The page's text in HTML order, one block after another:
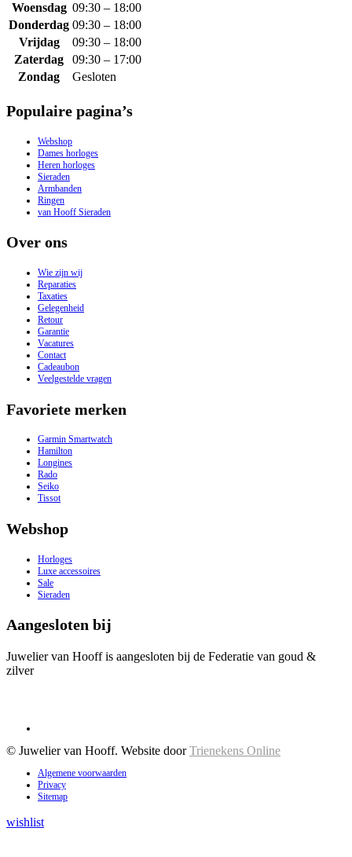
Woensdag 09:30 – 18:00
Donderdag 09:30 – 18:00
Vrijdag
09:30 – 18:00
Zaterdag
09:30 – 17:00
Zondag
Gesloten
Populaire pagina’s
Webshop
Dames horloges
Heren horloges
Sieraden
Armbanden
Ringen
van Hooff Sieraden
Over ons
Wie zijn wij
Reparaties
Taxaties
Gelegenheid
Retour
Garantie
Vacatures
Contact
Cadeaubon
Veelgestelde vragen
Favoriete merken
Garmin Smartwatch
Hamilton
Longines
Rado
Seiko
Tissot
Webshop
Horloges
Luxe accessoires
Sale
Sieraden
Aangesloten bij
Juwelier van Hooff is aangesloten bij de Federatie van goud &
zilver
© Juwelier van Hooff. Website doorTrienekens Online
Algemene voorwaarden
Privacy
Sitemap
wishlist